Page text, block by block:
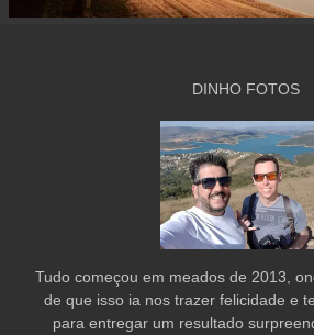
DINHO FOTOS
Tudo começou em meados de 2013,
de que isso ia nos trazer felicidade e
para entregar um resultado